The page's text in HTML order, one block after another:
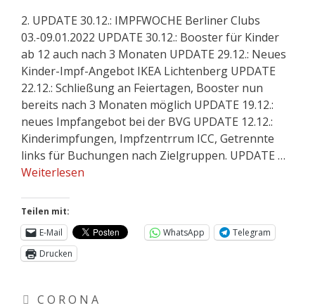
2. UPDATE 30.12.: IMPFWOCHE Berliner Clubs
03.-09.01.2022 UPDATE 30.12.: Booster für Kinder
ab 12 auch nach 3 Monaten UPDATE 29.12.: Neues
Kinder-Impf-Angebot IKEA Lichtenberg UPDATE
22.12.: Schließung an Feiertagen, Booster nun
bereits nach 3 Monaten möglich UPDATE 19.12.:
neues Impfangebot bei der BVG UPDATE 12.12.:
Kinderimpfungen, Impfzentrrum ICC, Getrennte
links für Buchungen nach Zielgruppen. UPDATE …
Weiterlesen
Teilen mit:
E-Mail
WhatsApp
Telegram
Drucken
C O R O N A